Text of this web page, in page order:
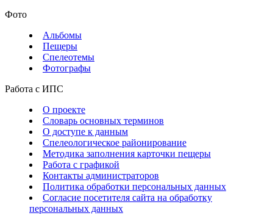
Фото
Альбомы
Пещеры
Спелеотемы
Фотографы
Работа с ИПС
О проекте
Словарь основных терминов
О доступе к данным
Спелеологическое районирование
Методика заполнения карточки пещеры
Работа с графикой
Контакты администраторов
Политика обработки персональных данных
Согласие посетителя сайта на обработку
персональных данных